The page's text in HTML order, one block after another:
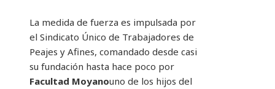
La medida de fuerza es impulsada por
el Sindicato Único de Trabajadores de
Peajes y Afines, comandado desde casi
su fundación hasta hace poco por
Facultad Moyanouno de los hijos del